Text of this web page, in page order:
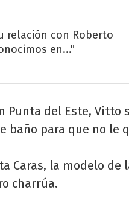
relación con Roberto
en..."
Punta del Este, Vitto
baño para que no le
Caras, la modelo de
charrúa.